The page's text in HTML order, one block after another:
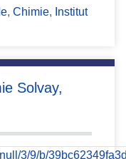
, Chimie, Institut
Solvay,